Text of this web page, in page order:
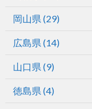
岡山県 (29)
広島県 (14)
山口県 (9)
徳島県 (4)